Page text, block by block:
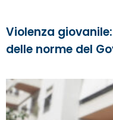
Violenza
delle norme del